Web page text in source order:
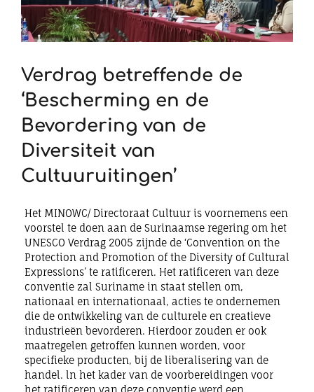
Verdrag betreffende de
‘Bescherming en de
Bevordering van de
Diversiteit van
Cultuuruitingen’
Het MINOWC/ Directoraat Cultuur is voornemens een
voorstel te doen aan de Surinaamse regering om het
UNESCO Verdrag 2005 zijnde de ‘Convention on the
Protection and Promotion of the Diversity of Cultural
Expressions’ te ratificeren. Het ratificeren van deze
conventie zal Suriname in staat stellen om,
nationaal en internationaal, acties te ondernemen
die de ontwikkeling van de culturele en creatieve
industrieën bevorderen. Hierdoor zouden er ook
maatregelen getroffen kunnen worden, voor
specifieke producten, bij de liberalisering van de
handel. ln het kader van de voorbereidingen voor